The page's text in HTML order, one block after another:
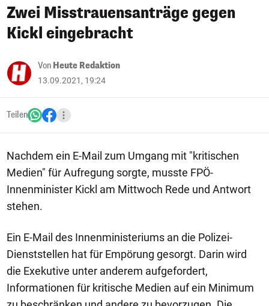
Zwei Misstrauensanträge gegen
Kickl eingebracht
Von Heute Redaktion
13.09.2021, 19:24
Teilen
Nachdem ein E-Mail zum Umgang mit "kritischen
Medien" für Aufregung sorgte, musste FPÖ-
Innenminister Kickl am Mittwoch Rede und Antwort
stehen.
Ein E-Mail des Innenministeriums an die Polizei-
Dienststellen hat für Empörung gesorgt. Darin wird
die Exekutive unter anderem aufgefordert,
Informationen für kritische Medien auf ein Minimum